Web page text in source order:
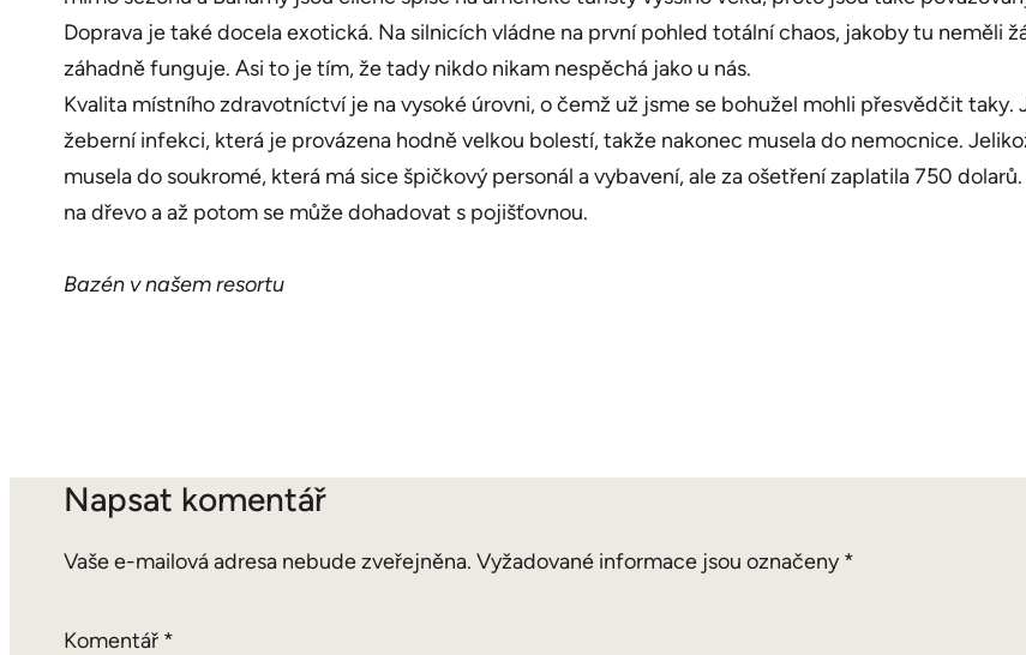
Doprava je také docela exotická. Na silnicích vládne na první pohled totální chaos, jakoby tu neměli
záhadně funguje. Asi to je tím, že tady nikdo nikam nespěchá jako u nás.
Kvalita místního zdravotníctví je na vysoké úrovni, o čemž už jsme se bohužel mohli přesvědčit taky.
žeberní infekci, která je provázena hodně velkou bolestí, takže nakonec musela do nemocnice.
musela do soukromé, která má sice špičkový personál a vybavení, ale za ošetření zaplatila 750
na dřevo a až potom se může dohadovat s pojišťovnou.
Bazén v našem resortu
Napsat komentář
Vaše e-mailová adresa nebude zveřejněna. Vyžadované informace jsou označeny*
Komentář *